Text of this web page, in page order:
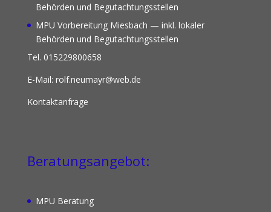
Behörden und Begutachtungsstellen
MPU Vorbereitung Miesbach — inkl. lokaler
Behörden und Begutachtungsstellen
Tel. 015229800658
E-Mail: rolf.neumayr@web.de
Kontaktanfrage
Beratungsangebot:
MPU Beratung